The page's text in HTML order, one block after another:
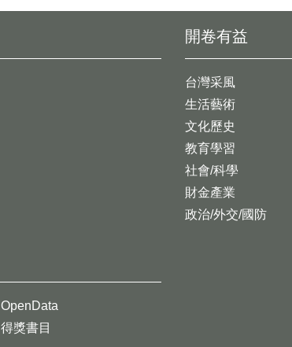
開卷有益
台灣采風
生活藝術
文化歷史
教育學習
社會/科學
財金產業
政治/外交/國防
OpenData
得獎書目